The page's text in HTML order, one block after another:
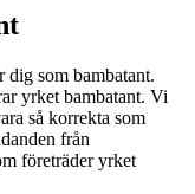
som bambatant.
yrket bambatant. Vi
så korrekta som
från
företräder yrket